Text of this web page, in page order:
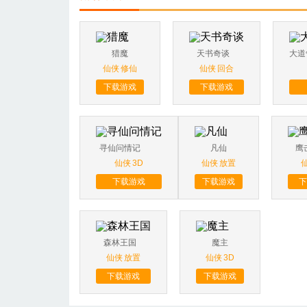
猎魔
仙侠修仙
下载游戏
天书奇谈
仙侠 回合
下载游戏
寻仙问情记
仙侠3D
下载游戏
凡仙
仙侠放置
下载游戏
鹰
森林王国
仙侠放置
下载游戏
魔主
仙侠3D
下载游戏